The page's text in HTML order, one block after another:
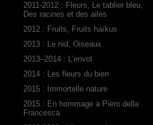
2011-2012 : Fleurs, Le tablier bleu,
Des racines et des ailes
2012 : Fruits, Fruits haïkus
2013 : Le nid, Oiseaux
2013–2014 : L’envol
2014 : Les fleurs du bien
2015 : Immortelle nature
2015 : En hommage à Piero della
Francesca